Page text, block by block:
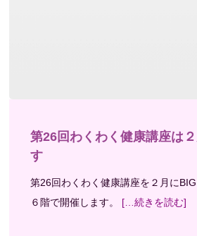
第26回わくわく健康講座は
す
第26回わくわく健康講座を２月に
６階で開催します。 […続きを読む]